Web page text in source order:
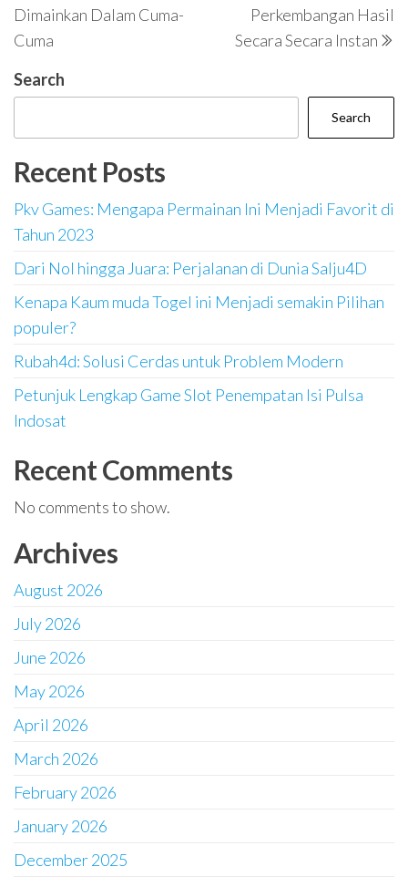
Dimainkan Dalam Cuma-
Cuma
Perkembangan Hasil
Secara Secara Instan
Search
Search
Recent Posts
Pkv Games: Mengapa Permainan Ini Menjadi Favorit di
Tahun 2023
Dari Nol hingga Juara: Perjalanan di Dunia Salju4D
Kenapa Kaum muda Togel ini Menjadi semakin Pilihan
populer?
Rubah4d: Solusi Cerdas untuk Problem Modern
Petunjuk Lengkap Game Slot Penempatan Isi Pulsa
Indosat
Recent Comments
No comments to show.
Archives
August 2026
July 2026
June 2026
May 2026
April 2026
March 2026
February 2026
January 2026
December 2025